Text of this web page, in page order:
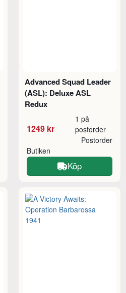
Advanced Squad Leader
(ASL): Deluxe ASL
Redux
1249 kr
1 på
postorder
Butiken
Postorder
Köp